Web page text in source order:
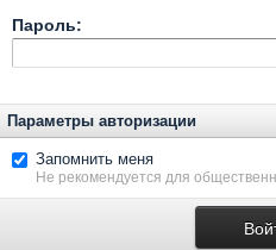
Пароль:
Параметры авторизации
Запомнить меня
Не рекомендуется для